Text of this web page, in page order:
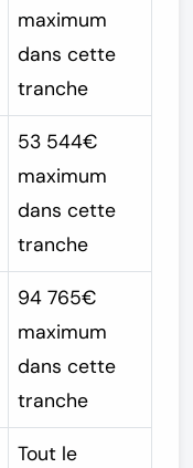
maximum
dans cette
tranche
53 544€
maximum
dans cette
tranche
94 765€
maximum
dans cette
tranche
Tout le